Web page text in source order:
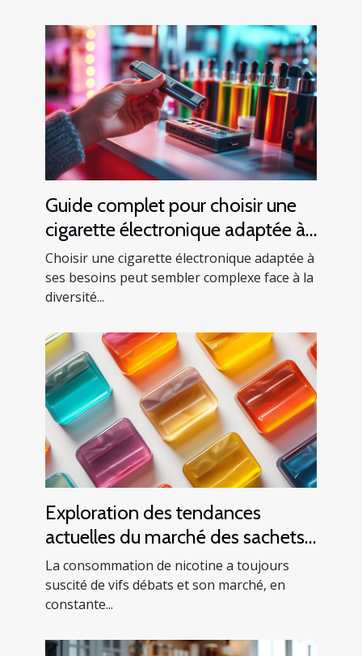
Guide complet pour choisir une
cigarette électronique adaptée à
vos besoins
Choisir une cigarette électronique adaptée à
ses besoins peut sembler complexe face à la
diversité...
Exploration des tendances
actuelles du marché des sachets
de nicotine en Europe
La consommation de nicotine a toujours
suscité de vifs débats et son marché, en
constante...